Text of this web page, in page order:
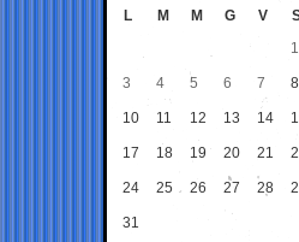
L M M G V
1
3 4 5 6 7 8
10 11 12 13 14
17 18 19 20 21
24 25 26 27 28
31